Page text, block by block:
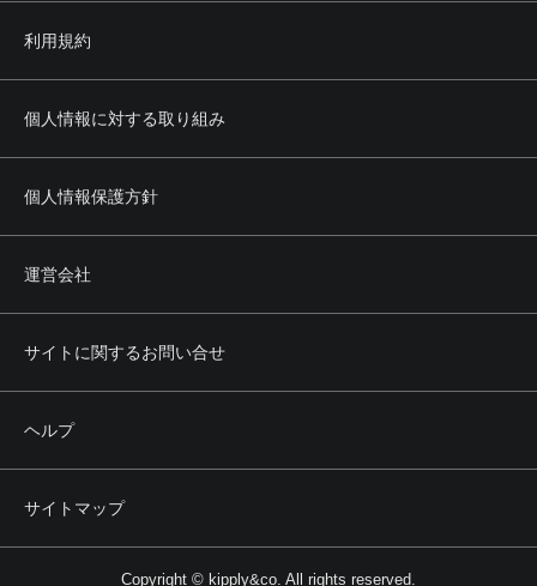
利用規約
個人情報に対する取り組み
個人情報保護方針
運営会社
サイトに関するお問い合せ
ヘルプ
サイトマップ
Copyright © kipply&co. All rights reserved.